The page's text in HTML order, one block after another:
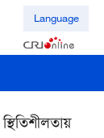
Language